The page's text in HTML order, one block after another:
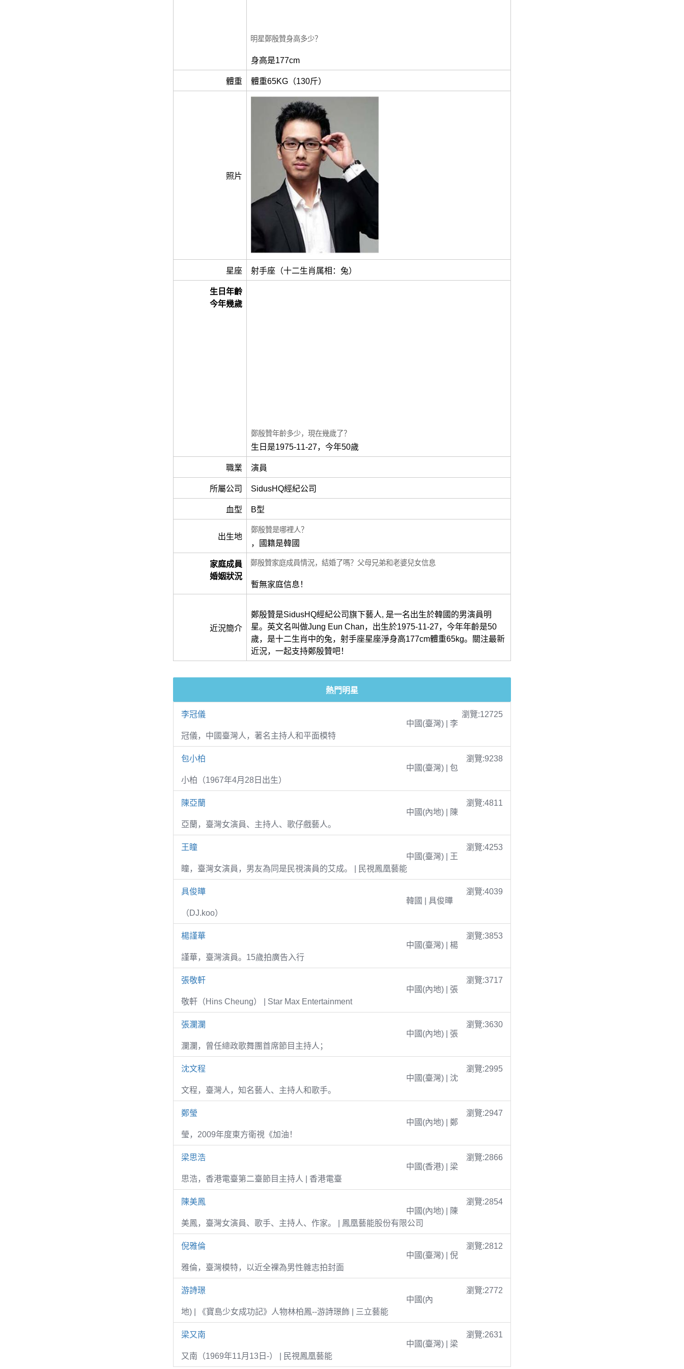
明星鄭殷贊身高多少？
身高是177cm
體重 體重65KG（130斤）
照片
星座 射手座（十二生肖属相：兔）
生日年齡
今年幾歲
鄭殷贊年齡多少，現在幾歲了？
生日是1975-11-27，今年50歲
職業 演員
所屬公司 SidusHQ經紀公司
血型 B型
出生地
鄭殷贊是哪裡人？
，國籍是韓國
家庭成員
婚姻狀況
鄭殷贊家庭成員情況，結婚了嗎？父母兄弟和老婆兒女信息
暫無家庭信息！
近況簡介
鄭殷贊是SidusHQ經紀公司旗下藝人, 是一名出生於韓國的男演員明
星。英文名叫做Jung Eun Chan，出生於1975-11-27，今年年齡是50
歲，是十二生肖中的兔，射手座星座淨身高177cm體重65kg。關注最新
近況，一起支持鄭殷贊吧！
熱門明星
李冠儀
瀏覽:12725
中國(臺灣) | 李
冠儀，中國臺灣人，著名主持人和平面模特
包小柏
瀏覽:9238
中國(臺灣) | 包
小柏（1967年4月28日出生）
陳亞蘭
瀏覽:4811
中國(內地) | 陳
亞蘭，臺灣女演員、主持人、歌仔戲藝人。
王瞳
瀏覽:4253
中國(臺灣) | 王
瞳，臺灣女演員，男友為同是民視演員的艾成。 | 民視鳳凰藝能
具俊曄
瀏覽:4039
韓國 | 具俊曄
（DJ.koo）
楊謹華
瀏覽:3853
中國(臺灣) | 楊
謹華，臺灣演員。15歲拍廣告入行
張敬軒
瀏覽:3717
中國(內地) | 張
敬軒（Hins Cheung） | Star Max Entertainment
張瀾瀾
瀏覽:3630
中國(內地) | 張
瀾瀾，曾任總政歌舞團首席節目主持人；
沈文程
瀏覽:2995
中國(臺灣) | 沈
文程，臺灣人，知名藝人、主持人和歌手。
鄭瑩
瀏覽:2947
中國(內地) | 鄭
瑩，2009年度東方衛視《加油！
梁思浩
瀏覽:2866
中國(香港) | 梁
思浩，香港電臺第二臺節目主持人 | 香港電臺
陳美鳳
瀏覽:2854
中國(內地) | 陳
美鳳，臺灣女演員、歌手、主持人、作家。 | 鳳凰藝能股份有限公司
倪雅倫
瀏覽:2812
中國(臺灣) | 倪
雅倫，臺灣模特，以近全裸為男性雜志拍封面
游詩璟
瀏覽:2772
中國(內
地) | 《寶島少女成功記》人物林柏鳳--游詩璟飾 | 三立藝能
梁又南
瀏覽:2631
中國(臺灣) | 梁
又南（1969年11月13日-） | 民視鳳凰藝能